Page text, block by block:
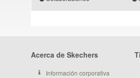
Acerca de Skechers
Información corporativa